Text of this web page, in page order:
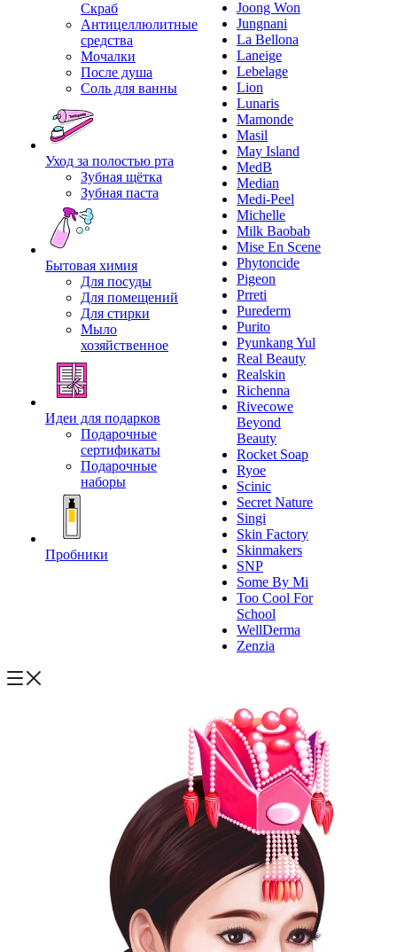
Скраб
Антицеллюлитные
средства
Мочалки
После душа
Соль для ванны
Уход за полостью рта
Зубная щётка
Зубная паста
Бытовая химия
Для посуды
Для помещений
Для стирки
Мыло
хозяйственное
Идеи для подарков
Подарочные
сертификаты
Подарочные
наборы
Пробники
Joong Won
Jungnani
La Bellona
Laneige
Lebelage
Lion
Lunaris
Mamonde
Masil
May Island
MedB
Median
Medi-Peel
Michelle
Milk Baobab
Mise En Scene
Phytoncide
Pigeon
Prreti
Purederm
Purito
Pyunkang Yul
Real Beauty
Realskin
Richenna
Rivecowe
Beyond
Beauty
Rocket Soap
Ryoe
Scinic
Secret Nature
Singi
Skin Factory
Skinmakers
SNP
Some By Mi
Too Cool For
School
WellDerma
Zenzia